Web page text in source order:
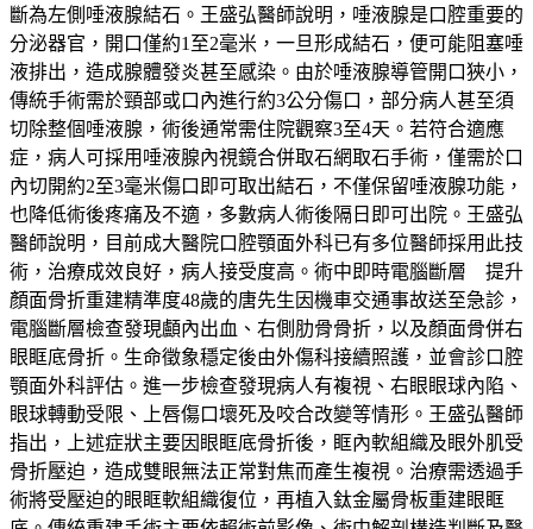
斷為左側唾液腺結石。王盛弘醫師說明，唾液腺是口腔重要的
分泌器官，開口僅約1至2毫米，一旦形成結石，便可能阻塞唾
液排出，造成腺體發炎甚至感染。由於唾液腺導管開口狹小，
傳統手術需於頸部或口內進行約3公分傷口，部分病人甚至須
切除整個唾液腺，術後通常需住院觀察3至4天。若符合適應
症，病人可採用唾液腺內視鏡合併取石網取石手術，僅需於口
內切開約2至3毫米傷口即可取出結石，不僅保留唾液腺功能，
也降低術後疼痛及不適，多數病人術後隔日即可出院。王盛弘
醫師說明，目前成大醫院口腔顎面外科已有多位醫師採用此技
術，治療成效良好，病人接受度高。術中即時電腦斷層 提升
顏面骨折重建精準度48歲的唐先生因機車交通事故送至急診，
電腦斷層檢查發現顱內出血、右側肋骨骨折，以及顏面骨併右
眼眶底骨折。生命徵象穩定後由外傷科接續照護，並會診口腔
顎面外科評估。進一步檢查發現病人有複視、右眼眼球內陷、
眼球轉動受限、上唇傷口壞死及咬合改變等情形。王盛弘醫師
指出，上述症狀主要因眼眶底骨折後，眶內軟組織及眼外肌受
骨折壓迫，造成雙眼無法正常對焦而產生複視。治療需透過手
術將受壓迫的眼眶軟組織復位，再植入鈦金屬骨板重建眼眶